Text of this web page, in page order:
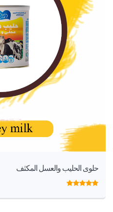
حلوى الحليب والعسل المكثف